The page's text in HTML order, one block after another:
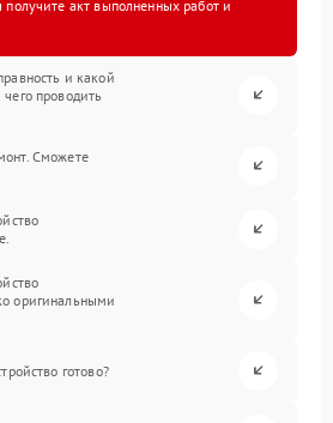
акт выполненных работ и
и какой
проводить
Сможете
оригинальными
готово?